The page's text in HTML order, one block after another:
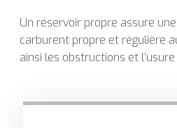
Un réservoir propre assure
carburent propre et régulière
ainsi les obstructions et